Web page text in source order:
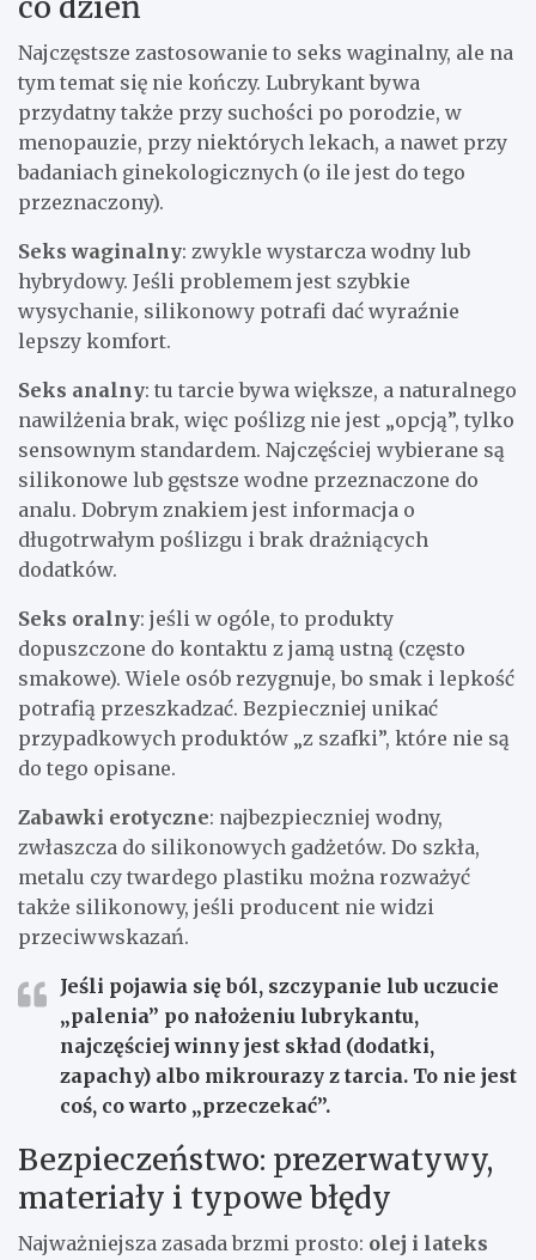
Najczęstsze zastosowanie to seks waginalny, ale na
tym temat się nie kończy. Lubrykant bywa
przydatny także przy suchości po porodzie, w
menopauzie, przy niektórych lekach, a nawet przy
badaniach ginekologicznych (o ile jest do tego
przeznaczony).
Seks waginalny: zwykle wystarcza wodny lub
hybrydowy. Jeśli problemem jest szybkie
wysychanie, silikonowy potrafi dać wyraźnie
lepszy komfort.
Seks analny: tu tarcie bywa większe, a naturalnego
nawilżenia brak, więc poślizg nie jest „opcją”, tylko
sensownym standardem. Najczęściej wybierane są
silikonowe lub gęstsze wodne przeznaczone do
analu. Dobrym znakiem jest informacja o
długotrwałym poślizgu i brak drażniących
dodatków.
Seks oralny: jeśli w ogóle, to produkty
dopuszczone do kontaktu z jamą ustną (często
smakowe). Wiele osób rezygnuje, bo smak i lepkość
potrafią przeszkadzać. Bezpieczniej unikać
przypadkowych produktów „z szafki”, które nie są
do tego opisane.
Zabawki erotyczne: najbezpieczniej wodny,
zwłaszcza do silikonowych gadżetów. Do szkła,
metalu czy twardego plastiku można rozważyć
także silikonowy, jeśli producent nie widzi
przeciwwskazań.
Jeśli pojawia się ból, szczypanie lub uczucie
„palenia” po nałożeniu lubrykantu,
najczęściej winny jest skład (dodatki,
zapachy) albo mikrourazy z tarcia. To nie jest
coś, co warto „przeczekać”.
Bezpieczeństwo: prezerwatywy,
materiały i typowe błędy
Najważniejsza zasada brzmi prosto: olej i lateks